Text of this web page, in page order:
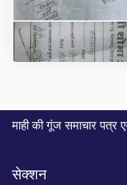
पत्र एवं न्यूज़ पोर्टल
सेक्शन